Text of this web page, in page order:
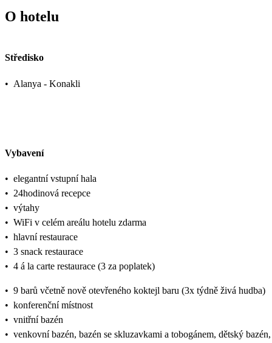
O hotelu
Středisko
• Alanya - Konakli
Vybavení
• elegantní vstupní hala
• 24hodinová recepce
• výtahy
• WiFi v celém areálu hotelu zdarma
• hlavní restaurace
• 3 snack restaurace
• 4 á la carte restaurace (3 za poplatek)
• 9 barů včetně nově otevřeného koktejl baru (3x týdně živá hudba)
• konferenční místnost
• vnitřní bazén
• venkovní bazén, bazén se skluzavkami a tobogánem, dětský